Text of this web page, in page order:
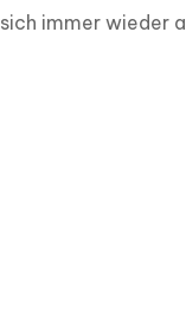
immer wieder